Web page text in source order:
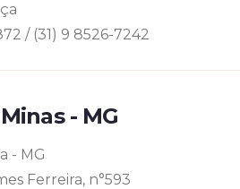
/ (31) 9 8526-7242
- MG
- MG
Ferreira, n°593